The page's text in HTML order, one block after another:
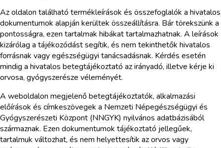
Az oldalon található termékleírások és összefoglalók a hivatalos
dokumentumok alapján kerültek összeállításra. Bár törekszünk a
pontosságra, ezen tartalmak hibákat tartalmazhatnak. A leírások
kizárólag a tájékozódást segítik, és nem tekinthetők hivatalos
forrásnak vagy egészségügyi tanácsadásnak. Kérdés esetén
mindig a hivatalos betegtájékoztató az irányadó, illetve kérje ki
orvosa, gyógyszerésze véleményét.
A weboldalon megjelenő betegtájékoztatók, alkalmazási
előírások és címkeszövegek a Nemzeti Népegészségügyi és
Gyógyszerészeti Központ (NNGYK) nyilvános adatbázisából
származnak. Ezen dokumentumok tájékoztató jellegűek,
tartalmuk változhat, és nem helyettesítik az orvos vagy